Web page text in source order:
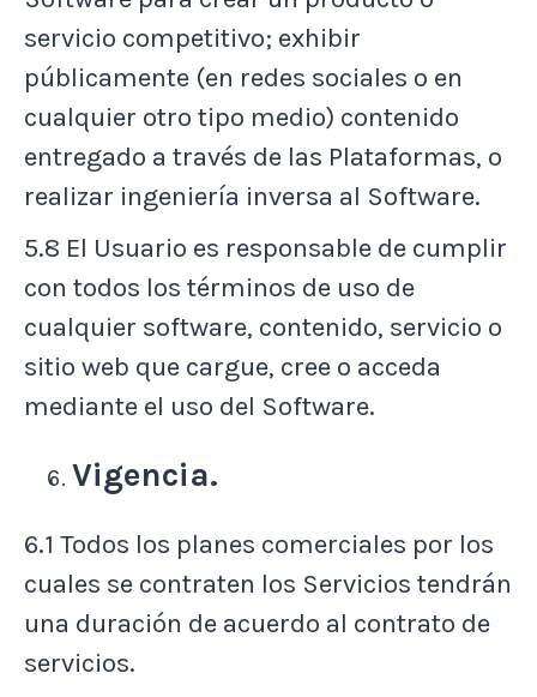
servicio competitivo; exhibir
públicamente (en redes sociales o en
cualquier otro tipo medio) contenido
entregado a través de las Plataformas, o
realizar ingeniería inversa al Software.
5.8 El Usuario es responsable de cumplir
con todos los términos de uso de
cualquier software, contenido, servicio o
sitio web que cargue, cree o acceda
mediante el uso del Software.
Vigencia.
6.1 Todos los planes comerciales por los
cuales se contraten los Servicios tendrán
una duración de acuerdo al contrato de
servicios.